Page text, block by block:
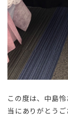
この度は、中島
当にありがとうご